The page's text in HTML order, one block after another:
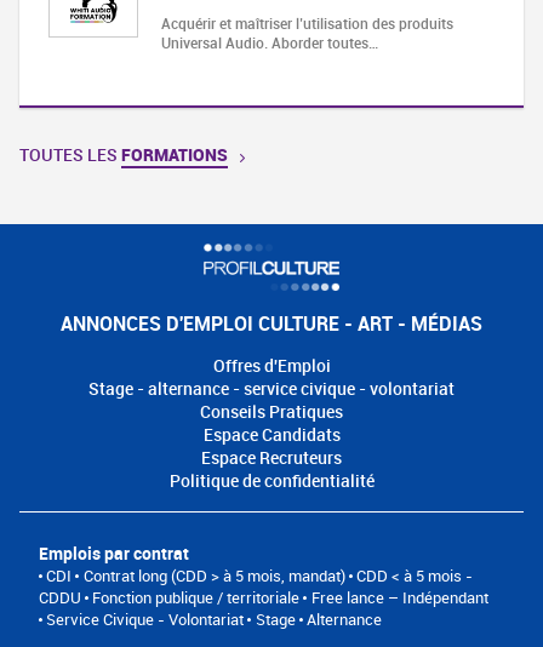
Acquérir et maîtriser l’utilisation des produits
Universal Audio. Aborder toutes…
TOUTES LES FORMATIONS
ANNONCES D'EMPLOI CULTURE - ART - MÉDIAS
Offres d'Emploi
Stage - alternance - service civique - volontariat
Conseils Pratiques
Espace Candidats
Espace Recruteurs
Politique de confidentialité
Emplois par contrat
CDI Contrat long (CDD > à 5 mois, mandat) CDD < à 5 mois -
CDDU
Fonction publique / territoriale
Free lance – Indépendant
Service Civique - Volontariat
Stage Alternance